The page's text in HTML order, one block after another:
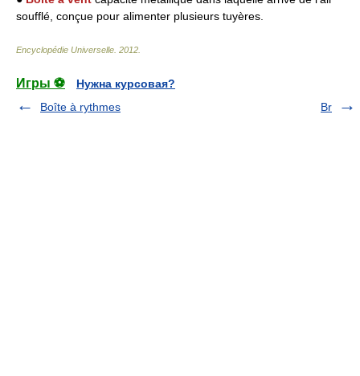
soufflé, conçue pour alimenter plusieurs tuyères.
Encyclopédie Universelle 2012
Игры ⚽
Нужна курсовая?
Boîte à rythmes
Br